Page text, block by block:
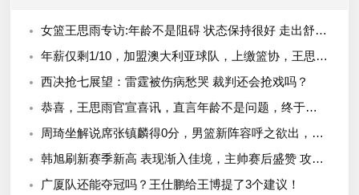
女篮王思雨专访:年龄不是阻碍 状态保持很好 走出舒适圈 挑战可能性
年薪仅剩1/10，加盟澳大利亚球队，上缴篮协，王思雨年薪还剩多少？
西决抢七展望：雷霆被伤病愁哭 裁判还会抢戏吗？
恭喜，王思雨官宣喜讯，直言年龄不是问题，终于等到，父母开心
周琦坐解说席张镇麟得0分，男篮新阵容呼之欲出，这五人恐告别
韩旭刷新赛季新高 表现渐入佳境，主帅赛后盛赞 攻防两端无所不能
广厦队还能夺冠吗？王仕鹏给王博提了3个建议！